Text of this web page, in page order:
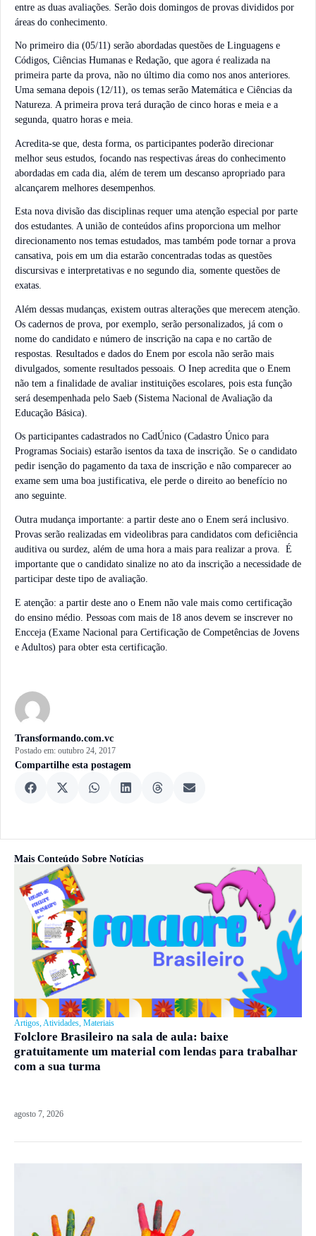
Transformando.com.vc
Postado em: outubro 24, 2017
Compartilhe esta postagem
entre as duas avaliações. Serão dois domingos de provas divididos por
áreas do conhecimento.
No primeiro dia (05/11) serão abordadas questões de Linguagens e
Códigos, Ciências Humanas e Redação, que agora é realizada na
primeira parte da prova, não no último dia como nos anos anteriores.
Uma semana depois (12/11), os temas serão Matemática e Ciências da
Natureza. A primeira prova terá duração de cinco horas e meia e a
segunda, quatro horas e meia.
Acredita-se que, desta forma, os participantes poderão direcionar
melhor seus estudos, focando nas respectivas áreas do conhecimento
abordadas em cada dia, além de terem um descanso apropriado para
alcançarem melhores desempenhos.
Esta nova divisão das disciplinas requer uma atenção especial por parte
dos estudantes. A união de conteúdos afins proporciona um melhor
direcionamento nos temas estudados, mas também pode tornar a prova
cansativa, pois em um dia estarão concentradas todas as questões
discursivas e interpretativas e no segundo dia, somente questões de
exatas.
Além dessas mudanças, existem outras alterações que merecem atenção.
Os cadernos de prova, por exemplo, serão personalizados, já com o
nome do candidato e número de inscrição na capa e no cartão de
respostas. Resultados e dados do Enem por escola não serão mais
divulgados, somente resultados pessoais. O Inep acredita que o Enem
não tem a finalidade de avaliar instituições escolares, pois esta função
será desempenhada pelo Saeb (Sistema Nacional de Avaliação da
Educação Básica).
Os participantes cadastrados no CadÚnico (Cadastro Único para
Programas Sociais) estarão isentos da taxa de inscrição. Se o candidato
pedir isenção do pagamento da taxa de inscrição e não comparecer ao
exame sem uma boa justificativa, ele perde o direito ao benefício no
ano seguinte.
Outra mudança importante: a partir deste ano o Enem será inclusivo.
Provas serão realizadas em videolibras para candidatos com deficiência
auditiva ou surdez, além de uma hora a mais para realizar a prova. É
importante que o candidato sinalize no ato da inscrição a necessidade de
participar deste tipo de avaliação.
E atenção: a partir deste ano o Enem não vale mais como certificação
do ensino médio. Pessoas com mais de 18 anos devem se inscrever no
Encceja (Exame Nacional para Certificação de Competências de Jovens
e Adultos) para obter esta certificação.
Mais Conteúdo Sobre Notícias
Artigos,Atividades, Materiais
Folclore Brasileiro na sala de aula: baixe
gratuitamente um material com lendas para trabalhar
com a sua turma
agosto 7, 2026